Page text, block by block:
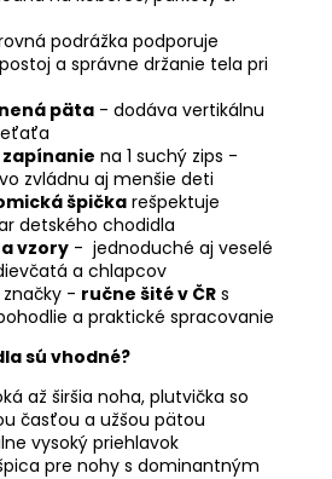
podrážka podporuje
a správne držanie tela pri
päta - dodáva vertikálnu
na 1 suchý zips -
zvládnu aj menšie deti
špička rešpektuje
detského chodidla
vzory - jednoduché aj veselé
a chlapcov
- ručne šité v ČR s
a praktické spracovanie
sú vhodné?
až širšia noha, plutvička so
časťou a užšou pätou
vysoký priehlavok
pre nohy s dominantným